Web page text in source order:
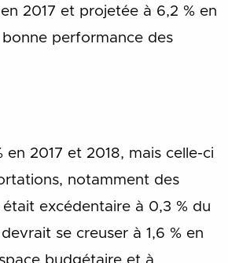
2017 et projetée à 6,2 % en
performance des
2017 et 2018, mais celle-ci
notamment des
excédentaire à 0,3 % du
se creuser à 1,6 % en
budgétaire et à